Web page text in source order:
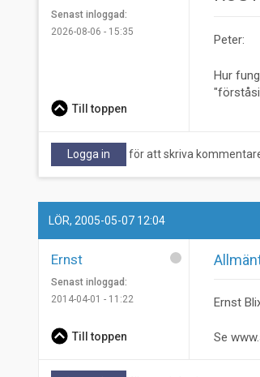
Senast inloggad:
2026-08-06 - 15:35
Peter:
Hur
Till toppen
Logga in för att skriva
LÖR, 2005-05-07 12:04
Ernst
Senast inloggad:
2014-04-01 - 11:22
Ernst
Se
Till toppen